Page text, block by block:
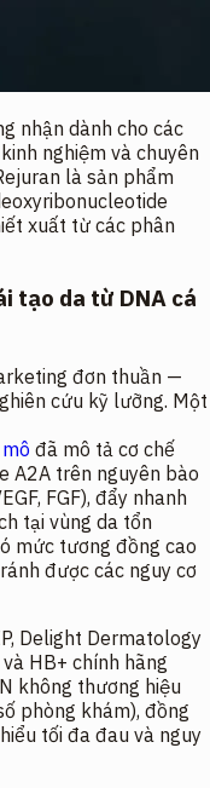
nhận dành cho các
nghiệm và chuyên
là sản phẩm
xuất từ các phân
tạo da từ DNA cá
đơn thuần —
cứu kỹ lưỡng. Một
đã mô tả cơ chế
A2A trên nguyên bào
FGF), đẩy nhanh
tại vùng da tổn
mức tương đồng cao
được các nguy cơ
Delight Dermatology
HB+ chính hãng
không thương hiệu
phòng khám), đồng
tối đa đau và nguy